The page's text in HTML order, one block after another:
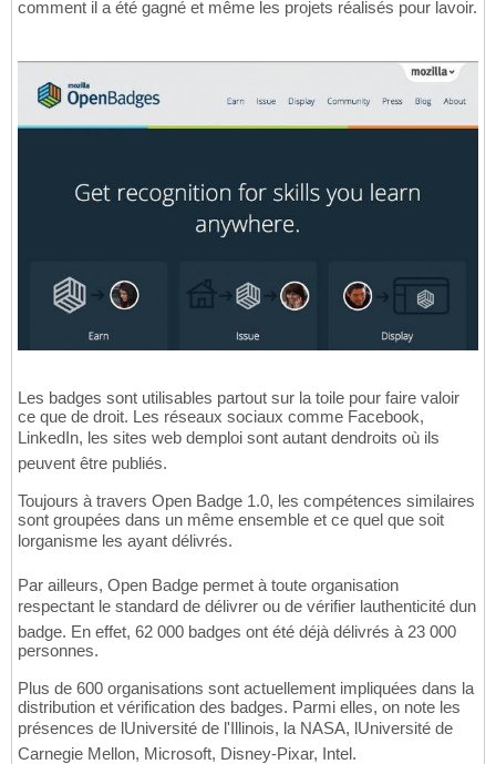
comment il a été gagné et même les projets réalisés pour lavoir.
Les badges sont utilisables partout sur la toile pour faire valoir
ce que de droit. Les réseaux sociaux comme Facebook,
LinkedIn, les sites web demploi sont autant dendroits où ils
peuvent être publiés.
Toujours à travers Open Badge 1.0, les compétences similaires
sont groupées dans un même ensemble et ce quel que soit
lorganisme les ayant délivrés.
Par ailleurs, Open Badge permet à toute organisation
respectant le standard de délivrer ou de vérifier lauthenticité dun
badge. En effet, 62 000 badges ont été déjà délivrés à 23 000
personnes.
Plus de 600 organisations sont actuellement impliquées dans la
distribution et vérification des badges. Parmi elles, on note les
présences de lUniversité de l'Illinois, la NASA, lUniversité de
Carnegie Mellon, Microsoft, Disney-Pixar, Intel.